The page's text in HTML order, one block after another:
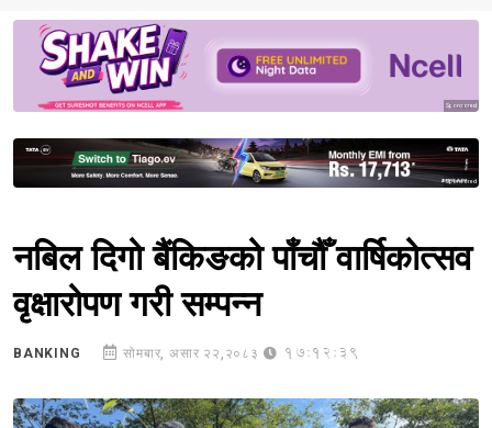
Sponsored
Sponsored
नबिल दिगो बैंकिङको पाँचौँ वार्षिकोत्सव
वृक्षारोपण गरी सम्पन्न
BANKING सोमबार, असार २२,२०८३ 17:12:39